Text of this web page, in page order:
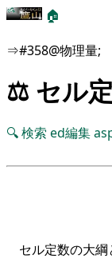
🏠
⇒#358@物理量;
⚖️ セル
🔍検索 ed編集
セル定数の大綱